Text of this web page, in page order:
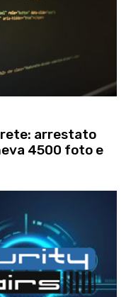
arrestato
4500 foto e